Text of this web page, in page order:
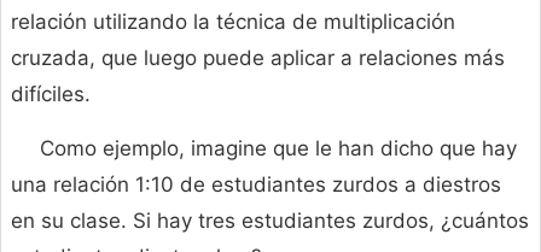
relación utilizando la técnica de multiplicación
cruzada, que luego puede aplicar a relaciones más
difíciles.
Como ejemplo, imagine que le han dicho que hay
una relación 1:10 de estudiantes zurdos a diestros
en su clase. Si hay tres estudiantes zurdos, ¿cuántos